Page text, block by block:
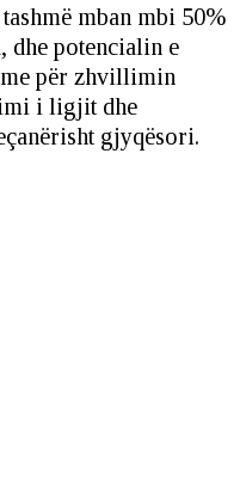
mban mbi 50%
dhe potencialin e
për zhvillimin
i ligjit dhe
gjyqësori.